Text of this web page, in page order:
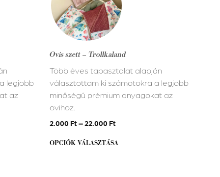
legjobb
az
Ovis szett – Trollkaland
Több éves tapasztalat alapján
választottam ki számotokra a legjobb
minőségű prémium anyagokat az
ovihoz.
2.000 Ft–22.000 Ft
OPCIÓK VÁLASZTÁSA
több
variációja
van.
változatok
a
termékoldalon
választhatók
ki